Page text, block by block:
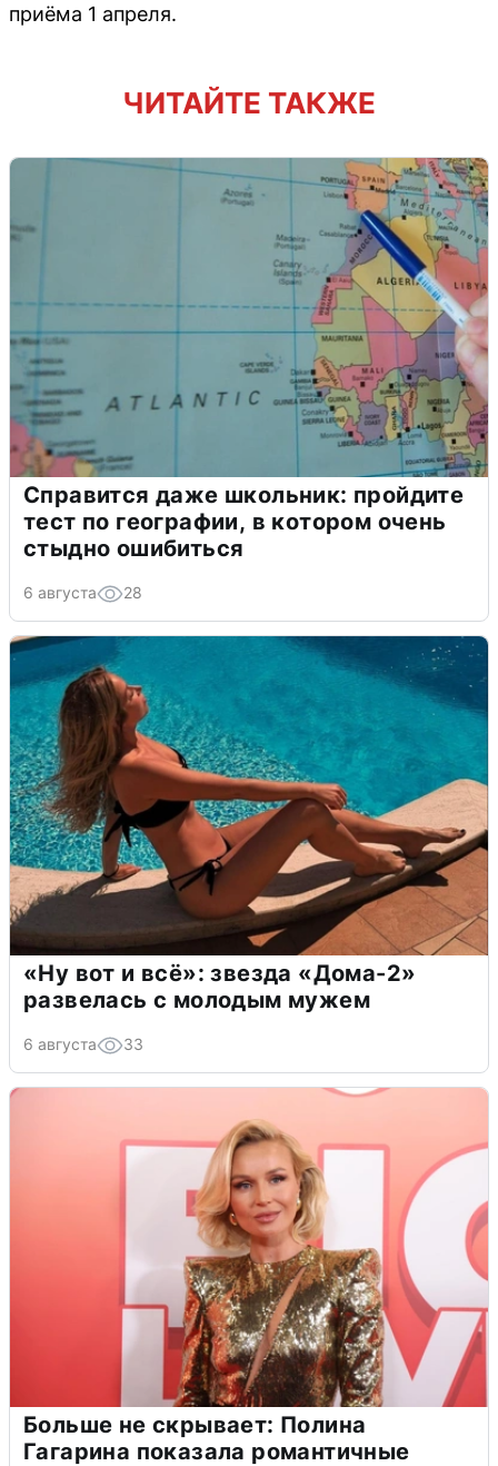
приёма 1 апреля.
ЧИТАЙТЕ ТАКЖЕ
Справится даже школьник: пройдите
тест по географии, в котором очень
стыдно ошибиться
6 августа 28
«Ну вот и всё»: звезда «Дома-2»
развелась с молодым мужем
6 августа 33
Больше не скрывает: Полина
Гагарина показала романтичные